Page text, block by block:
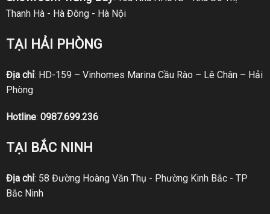
Thanh Hà - Hà Đông - Hà Nội
TẠI HẢI PHÒNG
Địa chỉ: HD-159 – Vinhomes Marina Cầu Rào – Lê Chân – Hải
Phòng
Hotline: 0987.699.236
TẠI BẮC NINH
Địa chỉ: 58 Đường Hoàng Văn Thụ - Phường Kinh Bắc - TP
Bắc Ninh